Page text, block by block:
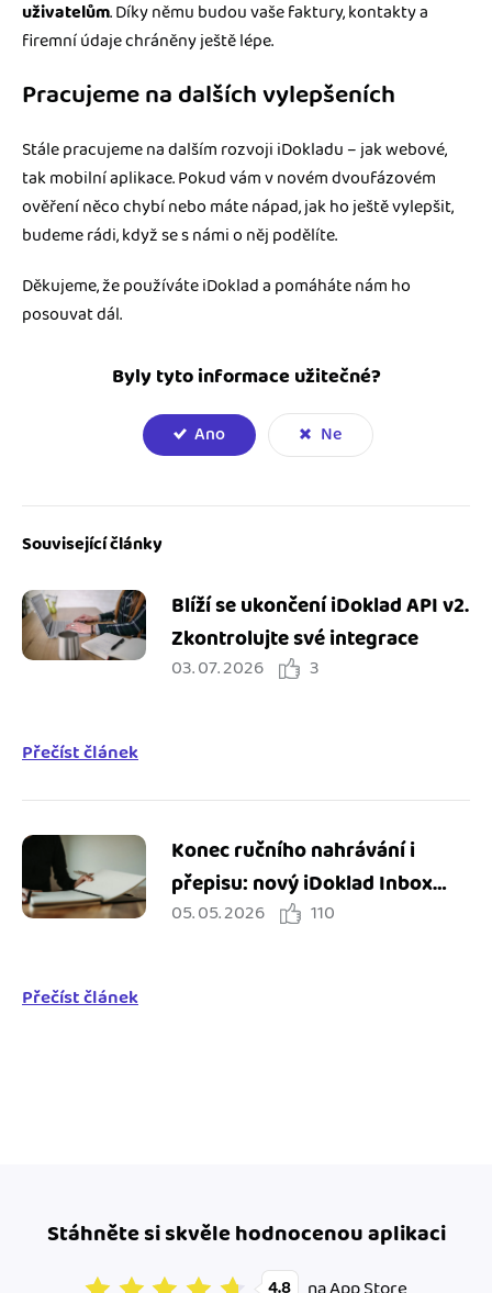
uživatelům. Díky němu budou vaše faktury, kontakty a
firemní údaje chráněny ještě lépe.
Pracujeme na dalších vylepšeních
Stále pracujeme na dalším rozvoji iDokladu – jak webové,
tak mobilní aplikace. Pokud vám v novém dvoufázovém
ověření něco chybí nebo máte nápad, jak ho ještě vylepšit,
budeme rádi, když se s námi o něj podělíte.
Děkujeme, že používáte iDoklad a pomáháte nám ho
posouvat dál.
Byly tyto informace užitečné?
Ano Ne
Související články
Blíží se ukončení iDoklad API v2.
Zkontrolujte své integrace
03. 07. 2026 3
Přečíst článek
Konec ručního nahrávání i
přepisu: nový iDoklad Inbox
zjednodušuje práci s doklady
05. 05. 2026 110
Přečíst článek
Stáhněte si skvěle hodnocenou aplikaci